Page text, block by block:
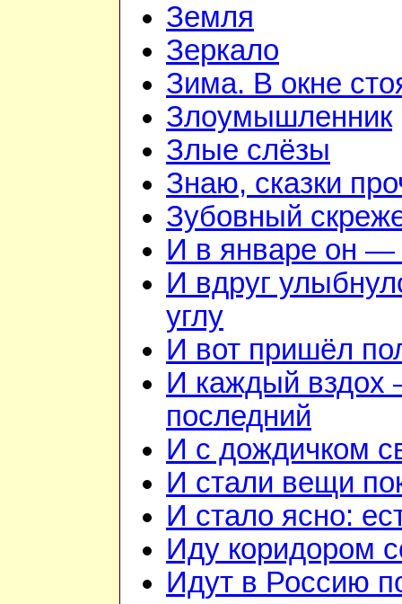
Земля
Зеркало
Зима. В окне
Злоумышленник
Злые слёзы
Знаю, сказки
Зубовный
И в январе он —
И вдруг
углу
И вот пришёл
И каждый вздох
последний
И с дождичком
И стали вещи
И стало ясно:
Иду коридором
Идут в Россию